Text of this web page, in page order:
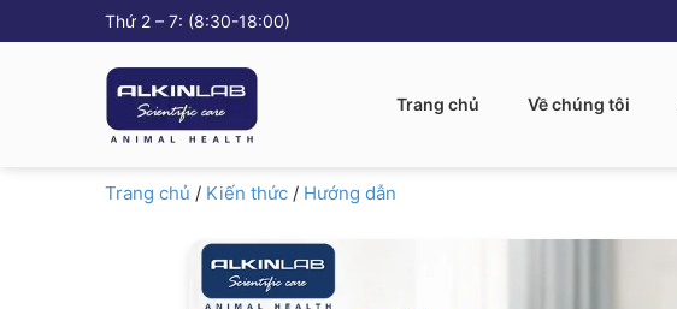
Thứ 2 – 7: (8:30-18:00)
Trang chủ Về chúng tôi
Trang chủ / Kiến thức / Hướng dẫn